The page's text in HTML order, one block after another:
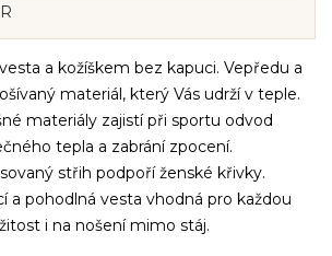
a kožíškem bez kapuci. Vepředu a
materiál, který Vás udrží v teple.
materiály zajistí při sportu odvod
tepla a zabrání zpocení.
střih podpoří ženské křivky.
a pohodlná vesta vhodná pro každou
i na nošení mimo stáj.